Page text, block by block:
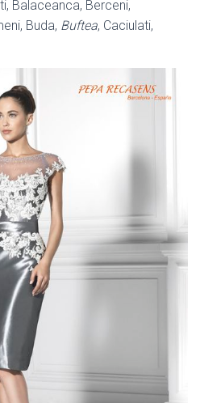
Balaceanca, Berceni,
Buda, Buftea, Caciulati,